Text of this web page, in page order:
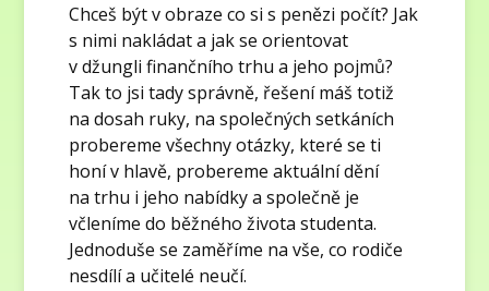
Chceš být v obraze co si s penězi počít? Jak
s nimi nakládat a jak se orientovat
v džungli finančního trhu a jeho pojmů?
Tak to jsi tady správně, řešení máš totiž
na dosah ruky, na společných setkáních
probereme všechny otázky, které se ti
honí v hlavě, probereme aktuální dění
na trhu i jeho nabídky a společně je
včleníme do běžného života studenta.
Jednoduše se zaměříme na vše, co rodiče
nesdílí a učitelé neučí.